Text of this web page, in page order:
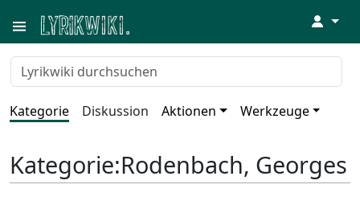
↓
Kategorie Diskussion Aktionen Werkzeuge
Kategorie:Rodenbach, Georges